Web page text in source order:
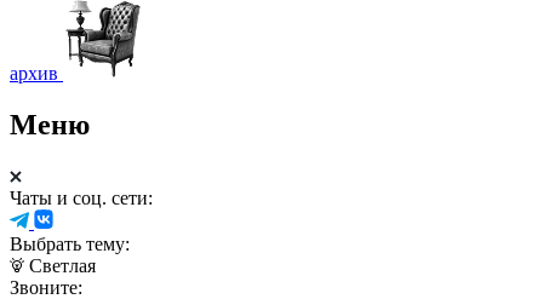
архив
Меню
Чаты и соц. сети:
Выбрать тему:
Светлая
Звоните: